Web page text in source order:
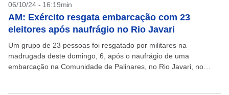
06/10/24 - 16:19min
AM: Exército resgata embarcação com 23
eleitores após naufrágio no Rio Javari
Um grupo de 23 pessoas foi resgatado por militares na
madrugada deste domingo, 6, após o naufrágio de uma
embarcação na Comunidade de Palinares, no Rio Javari, no